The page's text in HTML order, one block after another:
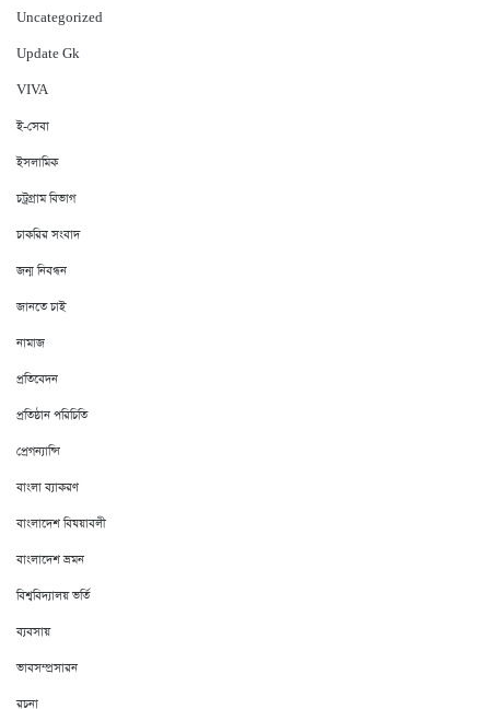
Uncategorized
Update Gk
VIVA
ই-সেবা
ইসলামিক
চট্রগ্রাম বিভাগ
চাকরির সংবাদ
জন্ম নিবন্ধন
জানতে চাই
নামাজ
প্রতিবেদন
প্রতিষ্ঠান পরিচিতি
প্রেগন্যান্সি
বাংলা ব্যাকরণ
বাংলাদেশ বিষয়াবলী
বাংলাদেশ ভ্রমন
বিশ্ববিদ্যালয় ভর্তি
ব্যবসায়
ভাবসম্প্রসারন
রচনা